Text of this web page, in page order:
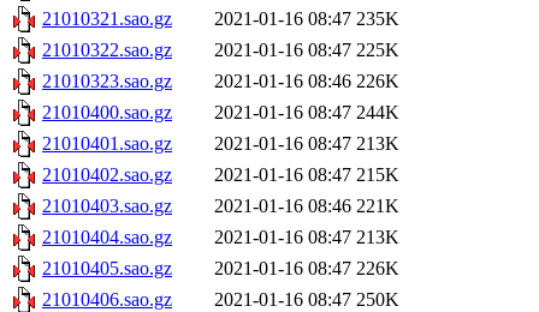
21010321.sao.gz
2021-01-16 08:47 235K
21010322.sao.gz
2021-01-16 08:47 225K
21010323.sao.gz
2021-01-16 08:46 226K
21010400.sao.gz
2021-01-16 08:47 244K
21010401.sao.gz
2021-01-16 08:47 213K
21010402.sao.gz
2021-01-16 08:47 215K
21010403.sao.gz
2021-01-16 08:46 221K
21010404.sao.gz
2021-01-16 08:47 213K
21010405.sao.gz
2021-01-16 08:47 226K
21010406.sao.gz
2021-01-16 08:47 250K